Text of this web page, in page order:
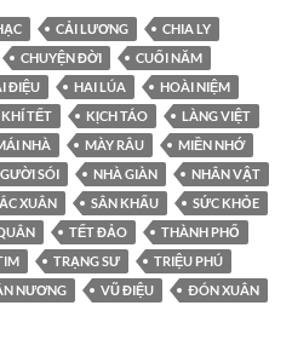
CẢI LƯƠNG
CHIA LY
CHUYỆN ĐỜI
CUỐI NĂM
ĐIỆU HAI LÚA
HOÀI NIỆM
KHÍ TẾT KỊCH TÁO
LÀNG VIỆT
NHÀ MÀY RÂU
MIỀN NHỚ
SÓI NHÀ GIÀN
NHÂN VẬT
XUÂN SÂN KHẤU
SỨC KHỎE
TẾT ĐẢO
THÀNH PHỐ
TRẠNG SƯ
TRIỆU PHÚ
NƯƠNG VŨ ĐIỆU
ÐÓN XUÂN